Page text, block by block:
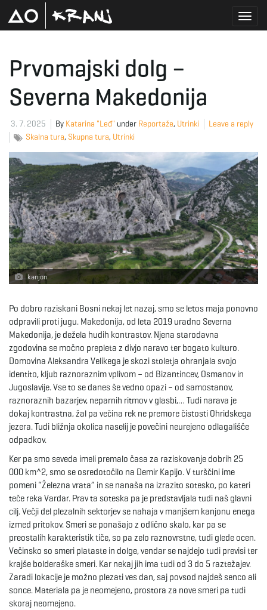
g
l
g
a
Prvomajski dolg –
Severna Makedonija
3. 7. 2025 By Katarina "Leđ" under Reportaže, Utrinki
Leave a reply
Skalna tura, Skupna tura, Utrinki
kanjon
Po dobro raziskani Bosni nekaj let nazaj, smo se letos maja ponovno
odpravili proti jugu. Makedonija, od leta 2019 uradno Severna
Makedonija, je dežela hudih kontrastov. Njena starodavna
zgodovina se močno prepleta z divjo naravo ter bogato kulturo.
Domovina Aleksandra Velikega je skozi stoletja ohranjala svojo
identito, kljub raznoraznim vplivom – od Bizantincev, Osmanov in
Jugoslavije. Vse to se danes še vedno opazi – od samostanov,
raznoraznih bazarjev, neparnih ritmov v glasbi,… Tudi narava je
dokaj kontrastna, žal pa večina rek ne premore čistosti Ohridskega
jezera. Tudi bližnja okolica naselij je povečini neurejeno odlagališče
odpadkov.
Ker pa smo seveda imeli premalo časa za raziskovanje dobrih 25
000 km^2, smo se osredotočilo na Demir Kapijo. V turščini ime
pomeni “Železna vrata” in se nanaša na izrazito sotesko, po kateri
teče reka Vardar. Prav ta soteska pa je predstavljala tudi naš glavni
cilj. Večji del plezalnih sektorjev se nahaja v manjšem kanjonu enega
izmed pritokov. Smeri se ponašajo z odlično skalo, kar pa se
preostalih karakteristik tiče, so pa zelo raznovrstne, tudi glede ocen.
Večinsko so smeri plataste in dolge, vendar se najdejo tudi previsi ter
krajše bolderaške smeri. Kar nekaj jih ima tudi od 3 do 5 raztežajev.
Zaradi lokacije je možno plezati ves dan, saj povsod najdeš senco ali
sonce. Materiala pa je neomejeno, prostora za nove smeri pa tudi
skoraj neomejeno.